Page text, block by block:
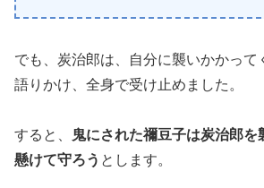
でも、炭治郎は、自分に襲いかかって
語りかけ、全身で受け止めました。
すると、
鬼にされた禰豆子は炭治郎を
懸けて守ろう とします。